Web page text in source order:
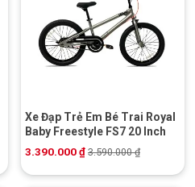
Xe Đạp Trẻ Em Bé Trai Royal
Baby Freestyle FS7 20 Inch
3.390.000₫ 3.590.000₫